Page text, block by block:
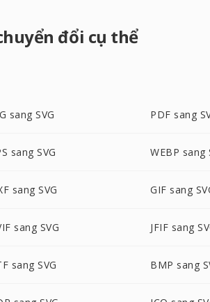
đổi cụ thể
sang SVG PDF sang
sang SVG WEBP sang
sang SVG GIF sang
sang SVG JFIF sang
sang SVG BMP sang